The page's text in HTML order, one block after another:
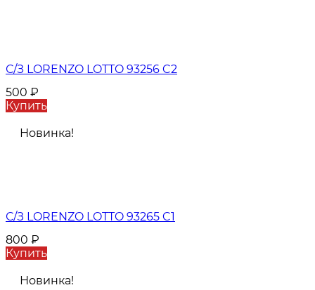
С/З LORENZO LOTTO 93256 C2
500 ₽
Купить
Новинка!
С/З LORENZO LOTTO 93265 C1
800 ₽
Купить
Новинка!